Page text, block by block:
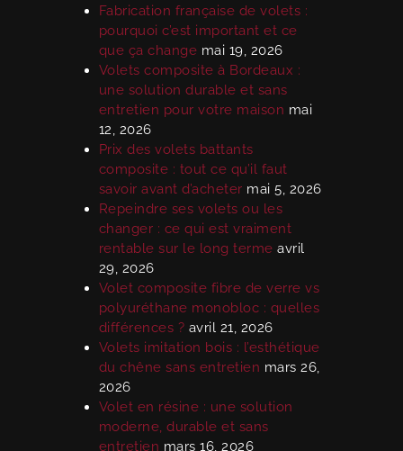
Fabrication française de volets :
pourquoi c’est important et ce
que ça change mai 19, 2026
Volets composite à Bordeaux :
une solution durable et sans
entretien pour votre maison mai
12, 2026
Prix des volets battants
composite : tout ce qu’il faut
savoir avant d’acheter mai 5, 2026
Repeindre ses volets ou les
changer : ce qui est vraiment
rentable sur le long terme avril
29, 2026
Volet composite fibre de verre vs
polyuréthane monobloc : quelles
différences ? avril 21, 2026
Volets imitation bois : l’esthétique
du chêne sans entretien mars 26,
2026
Volet en résine : une solution
moderne, durable et sans
entretien mars 16, 2026